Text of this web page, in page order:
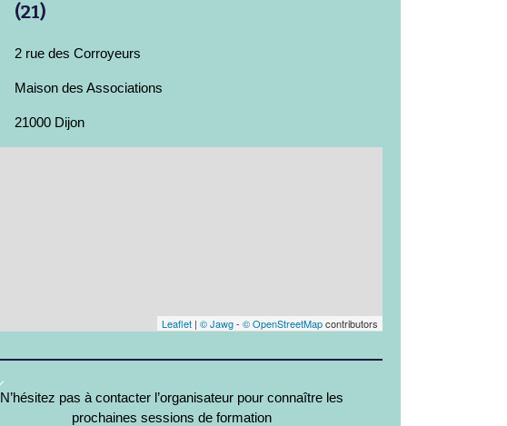
(21)
2 rue des Corroyeurs
Maison des Associations
21000 Dijon
Leaflet | © Jawg- © OpenStreetMapcontributors
N’hésitez pas à contacter l’organisateur pour connaître les
prochaines sessions de formation